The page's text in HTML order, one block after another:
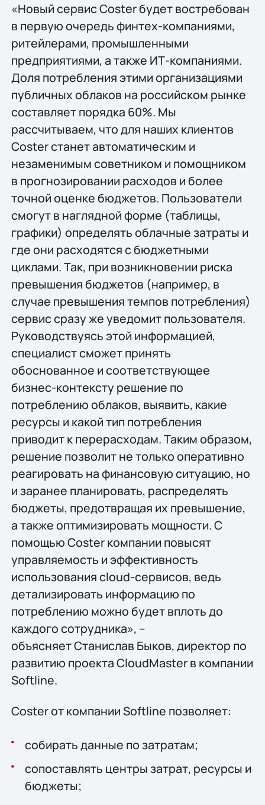
«Новый сервис Coster будет востребован
в первую очередь финтех-компаниями,
ритейлерами, промышленными
предприятиями, а также ИТ-компаниями.
Доля потребления этими организациями
публичных облаков на российском рынке
составляет порядка 60%. Мы
рассчитываем, что для наших клиентов
Coster станет автоматическим и
незаменимым советником и помощником
в прогнозировании расходов и более
точной оценке бюджетов. Пользователи
смогут в наглядной форме (таблицы,
графики) определять облачные затраты и
где они расходятся с бюджетными
циклами. Так, при возникновении риска
превышения бюджетов (например, в
случае превышения темпов потребления)
сервис сразу же уведомит пользователя.
Руководствуясь этой информацией,
специалист сможет принять
обоснованное и соответствующее
бизнес-контексту решение по
потреблению облаков, выявить, какие
ресурсы и какой тип потребления
приводит к перерасходам. Таким образом,
решение позволит не только оперативно
реагировать на финансовую ситуацию, но
и заранее планировать, распределять
бюджеты, предотвращая их превышение,
а также оптимизировать мощности. С
помощью Coster компании повысят
управляемость и эффективность
использования cloud-сервисов, ведь
детализировать информацию по
потреблению можно будет вплоть до
каждого сотрудника», –
объясняет Станислав Быков, директор по
развитию проекта CloudMaster в компании
Softline.
Coster от компании Softline позволяет:
собирать данные по затратам;
сопоставлять центры затрат, ресурсы и
бюджеты;